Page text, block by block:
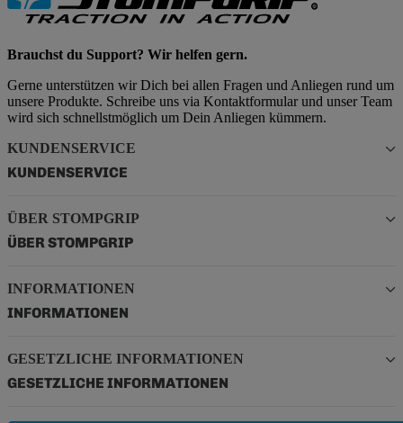
Brauchst du Support? Wir helfen gern.
Gerne unterstützen wir Dich bei allen Fragen und Anliegen rund um
unsere Produkte. Schreibe uns via Kontaktformular und unser Team
wird sich schnellstmöglich um Dein Anliegen kümmern.
KUNDENSERVICE
KUNDENSERVICE
ÜBER STOMPGRIP
ÜBER STOMPGRIP
INFORMATIONEN
INFORMATIONEN
GESETZLICHE INFORMATIONEN
GESETZLICHE INFORMATIONEN